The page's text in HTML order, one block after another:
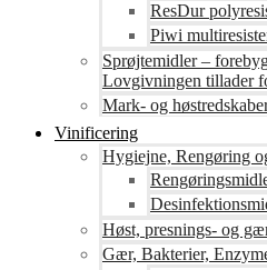
ResDur
Piwi
Sprøjtemidler –
Lovgivningen tillader
Mark- og
Vinificering
Hygiejne, Rengøring
Høst, presnings- og
Gær, Bakterier,